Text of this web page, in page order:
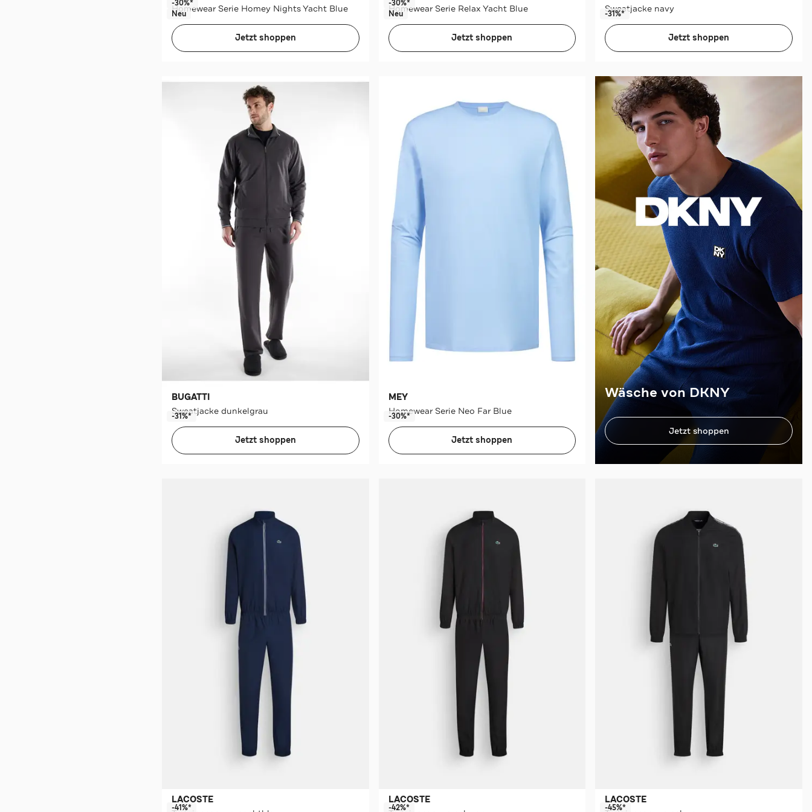
Homewear Serie Homey Nights Yacht Blue
-30%*
Neu
Jetzt shoppen
Homewear Serie Relax Yacht Blue
-30%*
Neu
Jetzt shoppen
Sweatjacke navy
-31%*
Jetzt shoppen
BUGATTI
Sweatjacke dunkelgrau
-31%*
Jetzt shoppen
MEY
Homewear Serie Neo Far Blue
-30%*
Jetzt shoppen
LACOSTE
-41%*
LACOSTE
-42%*
LACOSTE
-45%*
Wäsche von DKNY
Jetzt shoppen